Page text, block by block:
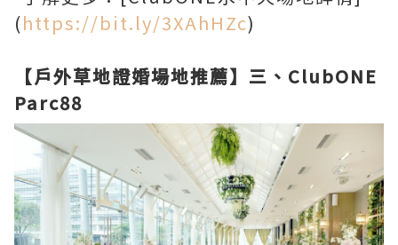
(https://bit.ly/3XAhHZc)
【戶外草地證婚場地推薦】三、ClubONE
Parc88